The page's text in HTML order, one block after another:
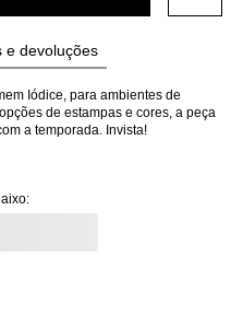
e devoluções
Iódice, para ambientes de
de estampas e cores, a peça
a temporada. Invista!